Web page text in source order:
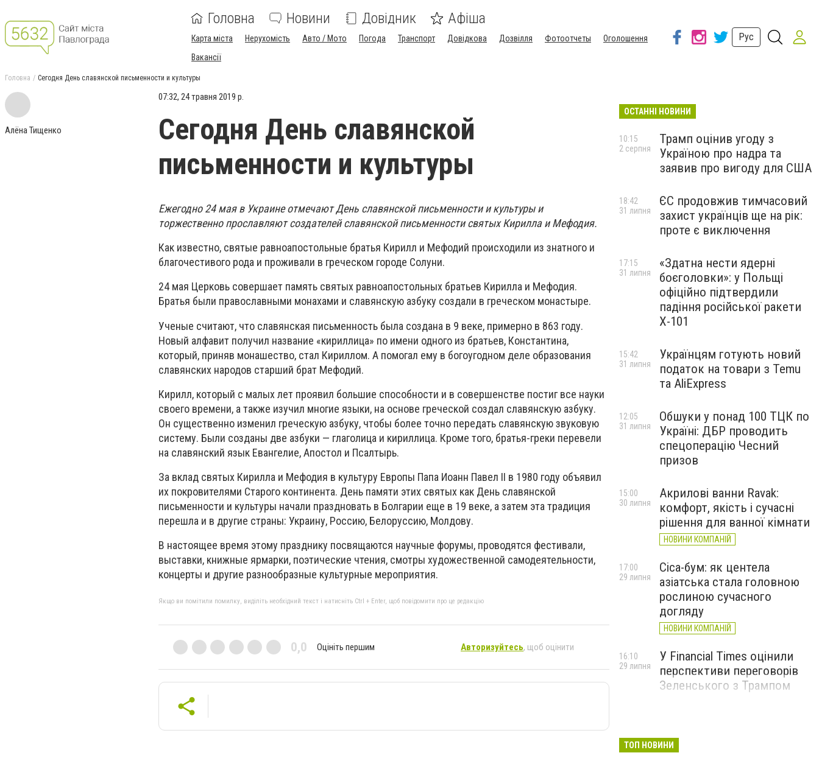
Головна Новини Довідник Афіша
Карта міста Нерухомість Авто / Мото Погода Транспорт Довідкова Дозвілля Фотоотчеты
Оголошення
Вакансії
Рус
Головна Сегодня День славянской письменности и культуры
Алёна Тищенко
07:32, 24 травня 2019 р.
Сегодня День славянской
письменности и культуры
Ежегодно 24 мая в Украине отмечают День славянской письменности и культуры и
торжественно прославляют создателей славянской письменности святых Кирилла и Мефодия.
Как известно, святые равноапостольные братья Кирилл и Мефодий происходили из знатного и
благочестивого рода и проживали в греческом городе Солуни.
24 мая Церковь совершает память святых равноапостольных братьев Кирилла и Мефодия.
Братья были православными монахами и славянскую азбуку создали в греческом монастыре.
Ученые считают, что славянская письменность была создана в 9 веке, примерно в 863 году.
Новый алфавит получил название «кириллица» по имени одного из братьев, Константина,
который, приняв монашество, стал Кириллом. А помогал ему в богоугодном деле образования
славянских народов старший брат Мефодий.
Кирилл, который с малых лет проявил большие способности и в совершенстве постиг все науки
своего времени, а также изучил многие языки, на основе греческой создал славянскую азбуку.
Он существенно изменил греческую азбуку, чтобы более точно передать славянскую звуковую
систему. Были созданы две азбуки — глаголица и кириллица. Кроме того, братья-греки перевели
на славянский язык Евангелие, Апостол и Псалтырь.
За вклад святых Кирилла и Мефодия в культуру Европы Папа Иоанн Павел II в 1980 году объявил
их покровителями Старого континента. День памяти этих святых как День славянской
письменности и культуры начали праздновать в Болгарии еще в 19 веке, а затем эта традиция
перешла и в другие страны: Украину, Россию, Белоруссию, Молдову.
В настоящее время этому празднику посвящаются научные форумы, проводятся фестивали,
выставки, книжные ярмарки, поэтические чтения, смотры художественной самодеятельности,
концерты и другие разнообразные культурные мероприятия.
Якщо ви помітили помилку, виділіть необхідний текст і натисніть Ctrl + Enter, щоб повідомити про це редакцію
0,0 Оцініть першим Авторизуйтесь, щоб оцінити
ОСТАННІ НОВИНИ
Трамп оцінив угоду з
Україною про надра та
заявив про вигоду для США
10:15
2 серпня
ЄС продовжив тимчасовий
захист українців ще на рік:
проте є виключення
18:42
31 липня
«Здатна нести ядерні
боєголовки»: у Польщі
офіційно підтвердили
падіння російської ракети
Х-101
17:15
31 липня
Українцям готують новий
податок на товари з Temu
та AliExpress
15:42
31 липня
Обшуки у понад 100 ТЦК по
Україні: ДБР проводить
спецоперацію Чесний
призов
12:05
31 липня
Акрилові ванни Ravak:
комфорт, якість і сучасні
рішення для ванної кімнати
НОВИНИ КОМПАНІЙ
15:00
30 липня
Cica-бум: як центела
азіатська стала головною
рослиною сучасного
догляду
НОВИНИ КОМПАНІЙ
17:00
29 липня
У Financial Times оцінили
перспективи переговорів
Зеленського з Трампом
16:10
29 липня
ТОП НОВИНИ